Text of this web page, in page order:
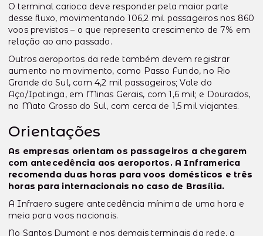
O terminal carioca deve responder pela maior parte
desse fluxo, movimentando 106,2 mil passageiros nos 860
voos previstos – o que representa crescimento de 7% em
relação ao ano passado.
Outros aeroportos da rede também devem registrar
aumento no movimento, como Passo Fundo, no Rio
Grande do Sul, com 4,2 mil passageiros; Vale do
Aço/Ipatinga, em Minas Gerais, com 1,6 mil; e Dourados,
no Mato Grosso do Sul, com cerca de 1,5 mil viajantes.
Orientações
As empresas orientam os passageiros a chegarem
com antecedência aos aeroportos. A Inframerica
recomenda duas horas para voos domésticos e três
horas para internacionais no caso de Brasília.
A Infraero sugere antecedência mínima de uma hora e
meia para voos nacionais.
No Santos Dumont e nos demais terminais da rede, a